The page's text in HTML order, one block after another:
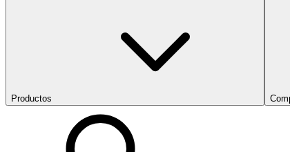
Productos